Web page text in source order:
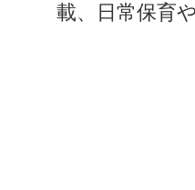
載、日常保育